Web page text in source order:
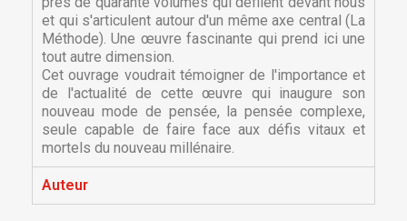
Ajouter à ma liste d'envies ×
add_circle_outline Créer une nouvelle liste
Nom de la liste d'envies
Annuler Créer une liste d'envies
Vous devez être connecté pour ajouter des produits
à votre liste d'envies.
Annuler Connexion
et qui s'articulent autour d'un même axe central (La
Méthode). Une œuvre fascinante qui prend ici une
tout autre dimension.
Cet ouvrage voudrait témoigner de l'importance et
de l'actualité de cette œuvre qui inaugure son
nouveau mode de pensée, la pensée complexe,
seule capable de faire face aux défis vitaux et
mortels du nouveau millénaire.
Auteur